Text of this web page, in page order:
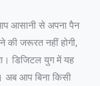
आसानी से अपना पैन
जरूरत नहीं होगी,
डिजिटल युग में यह
अब आप बिना किसी